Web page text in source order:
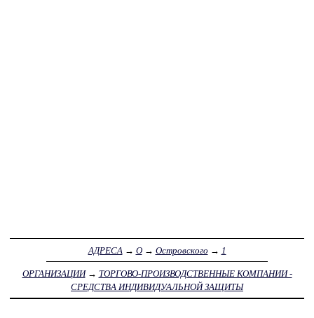
АДРЕСА → О→ Островского → 1
ОРГАНИЗАЦИИ→ ТОРГОВО-ПРОИЗВОДСТВЕННЫЕ КОМПАНИИ -
СРЕДСТВА ИНДИВИДУАЛЬНОЙ ЗАЩИТЫ